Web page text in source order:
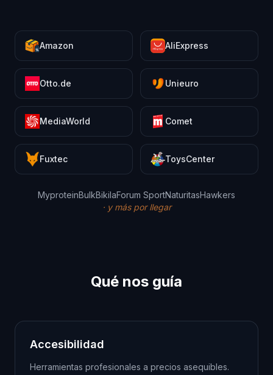
Amazon AliExpress
Otto.de Unieuro
MediaWorld Comet
Fuxtec ToysCenter
MyproteinBulkBikilaForum SportNaturitasHawkers
· y más por llegar
Qué nos guía
Accesibilidad
Herramientas profesionales a precios asequibles.